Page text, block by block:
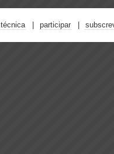
participar